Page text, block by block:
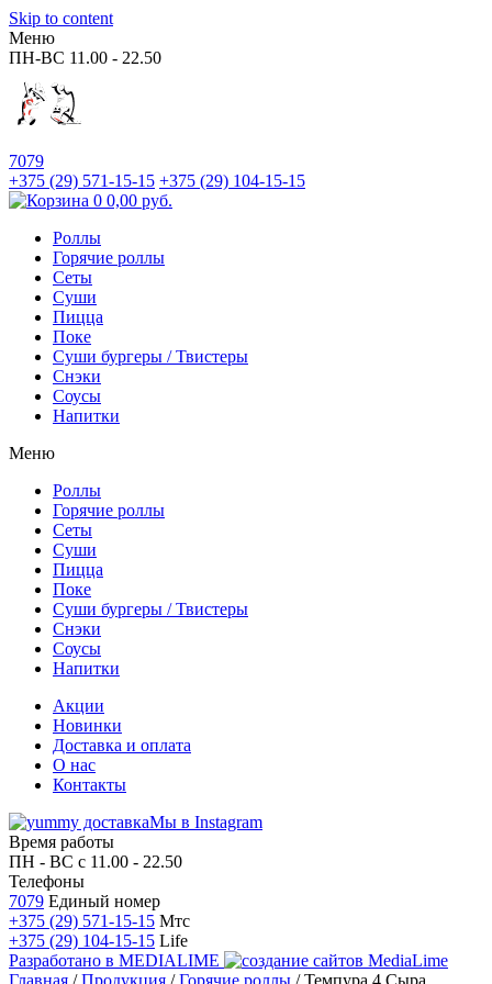
Skip to content
Меню
ПН-ВС 11.00 - 22.50
7079
+375 (29) 571-15-15 +375 (29) 104-15-15
0 0,00 руб.
Роллы
Горячие роллы
Сеты
Суши
Пицца
Поке
Суши бургеры / Твистеры
Снэки
Соусы
Напитки
Меню
Роллы
Горячие роллы
Сеты
Суши
Пицца
Поке
Суши бургеры / Твистеры
Снэки
Соусы
Напитки
Акции
Новинки
Доставка и оплата
О нас
Контакты
Мы в Instagram
Время работы
ПН - ВС с 11.00 - 22.50
Телефоны
7079 Единый номер
+375 (29) 571-15-15 Мтс
+375 (29) 104-15-15 Life
Разработано в MEDIALIME
Главная /Продукция /Горячие роллы /Темпура 4 Сыра